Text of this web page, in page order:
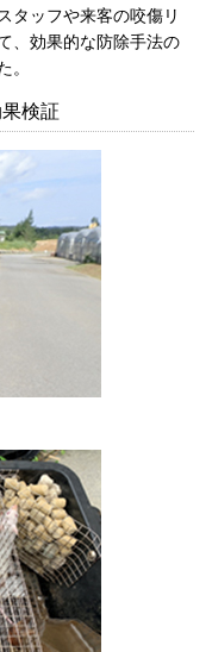
タッフや来客の咬傷リ
、効果的な防除手法の
。
検証